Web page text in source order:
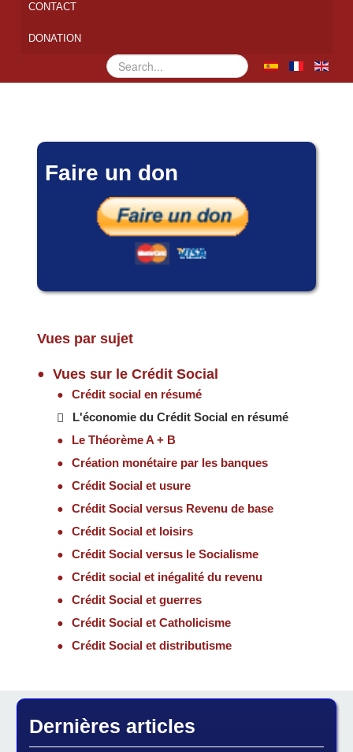
CONTACT
DONATION
Rechercher
Faire un don
Vues par sujet
Vues sur le Crédit Social
Crédit social en résumé
L'économie du Crédit Social en résumé
Le Théorème A + B
Création monétaire par les banques
Crédit Social et usure
Crédit Social versus Revenu de base
Crédit Social et loisirs
Crédit Social versus le Socialisme
Crédit social et inégalité du revenu
Crédit Social et guerres
Crédit Social et Catholicisme
Crédit Social et distributisme
Dernières articles